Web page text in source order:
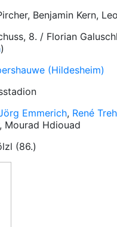
Benjamin Kern,
8. / Florian
)
(Hildesheim)
Emmerich, René
Mourad Hdiouad
(86.)